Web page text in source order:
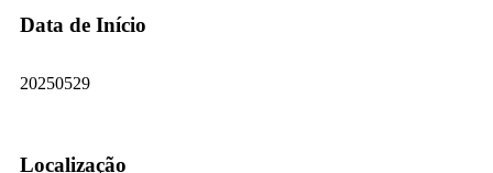
Data de Início
20250529
Localização